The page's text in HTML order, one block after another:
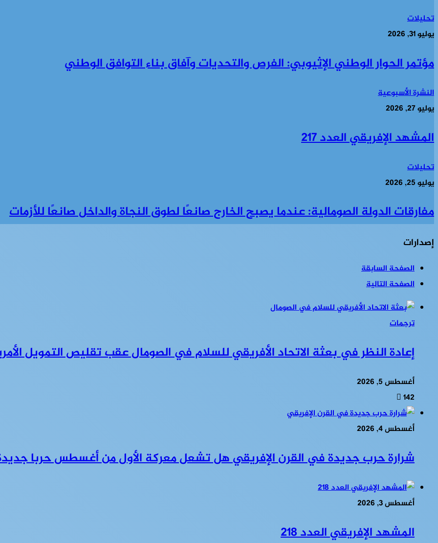
تحليلات
يوليو 31, 2026
مؤتمر الحوار الوطني الإثيوبي: الفرص والتحديات وآفاق بناء التوافق الوطني
النشرة الأسبوعية
يوليو 27, 2026
المشهد الإفريقي العدد 217
تحليلات
يوليو 25, 2026
مفارقات الدولة الصومالية: عندما يصبح الخارج صانعًا لطوق النجاة والداخل صانعًا للأزمات
إصدارات
الصفحة السابقة
الصفحة التالية
ترجمات
إعادة النظر في بعثة الاتحاد الأفريقي للسلام في الصومال عقب تقليص التمويل
أغسطس 5, 2026
142
أغسطس 4, 2026
شرارة حرب جديدة في القرن الإفريقي هل تشعل معركة الأول من أغسطس حربا
أغسطس 3, 2026
المشهد الإفريقي العدد 218